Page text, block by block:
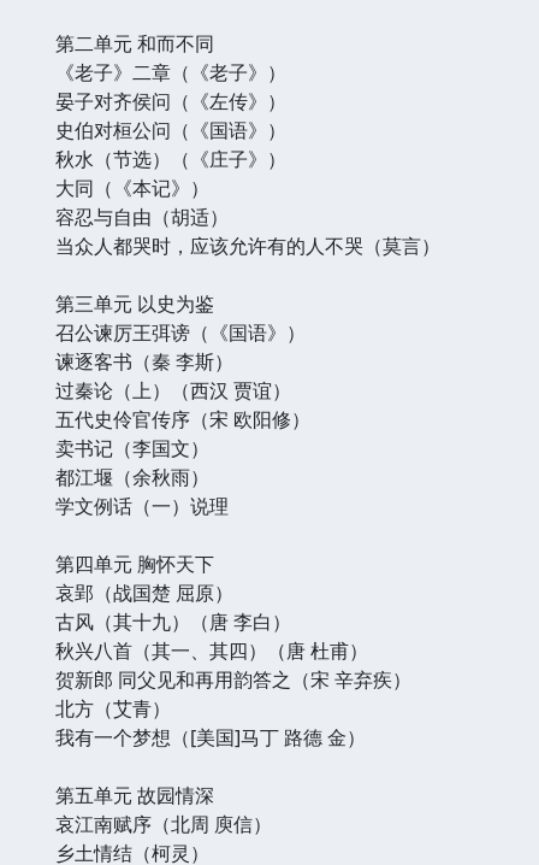
第二单元 和而不同
《老子》二章（《老子》）
晏子对齐侯问（《左传》）
史伯对桓公问（《国语》）
秋水（节选）（《庄子》）
大同（《本记》）
容忍与自由（胡适）
当众人都哭时，应该允许有的人不哭（莫言）
第三单元 以史为鉴
召公谏厉王弭谤（《国语》）
谏逐客书（秦 李斯）
过秦论（上）（西汉 贾谊）
五代史伶官传序（宋 欧阳修）
卖书记（李国文）
都江堰（余秋雨）
学文例话（一）说理
第四单元 胸怀天下
哀郢（战国楚 屈原）
古风（其十九）（唐 李白）
秋兴八首（其一、其四）（唐 杜甫）
贺新郎 同父见和再用韵答之（宋 辛弃疾）
北方（艾青）
我有一个梦想（[美国]马丁 路德 金）
第五单元 故园情深
哀江南赋序（北周 庾信）
乡土情结（柯灵）